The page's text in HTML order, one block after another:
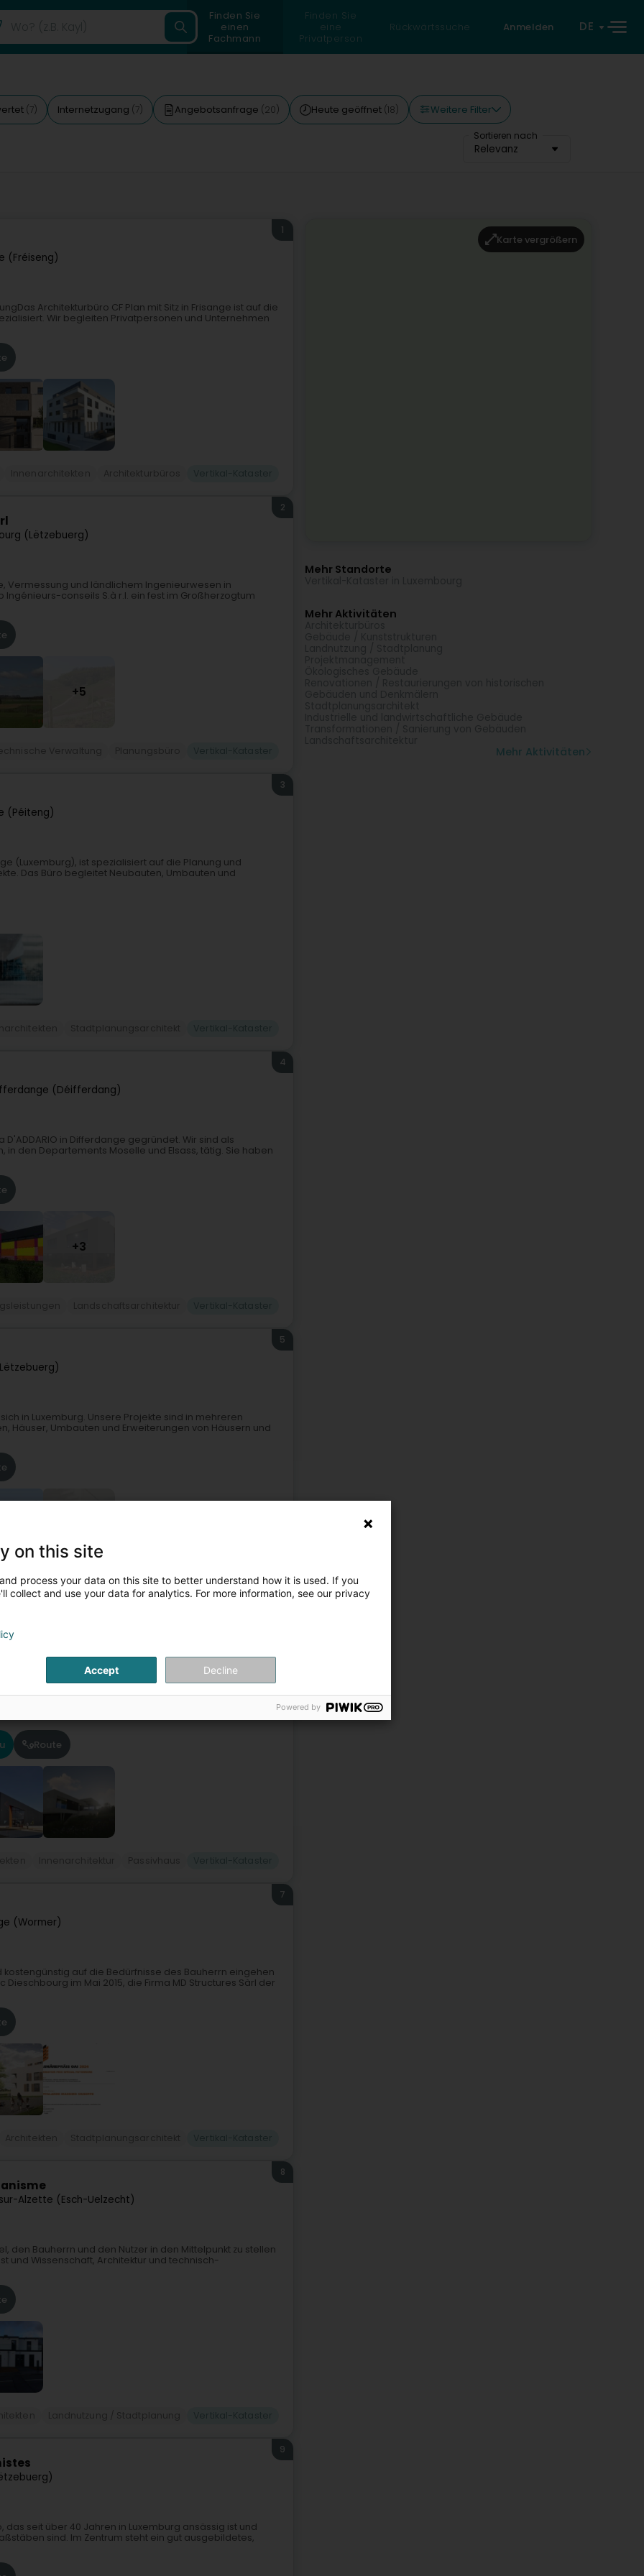
Finden Sie
einen
Fachmann
Finden Sie
eine
Privatperson
Rückwärtssuche Anmelden DE
(7) Internetzugang (7) Angebotsanfrage (20) Heute geöffnet (18) Weitere Filter
Sortieren nach
Relevanz
(Fréiseng)
1
Architekturbüro CF Plan mit Sitz in Frisange ist auf die
Wir begleiten Privatpersonen und Unternehmen
(Lëtzebuerg)
2
Vermessung und ländlichem Ingenieurwesen in
Ingénieurs-conseils S.à r.l. ein fest im Großherzogtum
+5
(Péiteng)
3
(Luxemburg), ist spezialisiert auf die Planung und
Das Büro begleitet Neubauten, Umbauten und
(Déifferdang)
4
in Differdange gegründet. Wir sind als
in den Departements Moselle und Elsass, tätig. Sie haben
+3
5
in Luxemburg. Unsere Projekte sind in mehreren
Häuser, Umbauten und Erweiterungen von Häusern und
Landschaftsarchitektur Vertikal-Kataster
direkt neben dem Bahnhof gelegen. Mit einem Team von
2002 in den drei Grenzländern tätig (Luxemburg,
Route
(Wormer)
7
kostengünstig auf die Bedürfnisse des Bauherrn eingehen
im Mai 2015, die Firma MD Structures Sàrl der
Alzette (Esch-Uelzecht)
8
den Bauherrn und den Nutzer in den Mittelpunkt zu stellen
und Wissenschaft, Architektur und technisch-
9
das seit über 40 Jahren in Luxemburg ansässig ist und
sind. Im Zentrum steht ein gut ausgebildetes,
Karte vergrößern
Mehr Standorte
Mehr Aktivitäten
Mehr Aktivitäten
on this site
process your data on this site to better understand how it is used. If you
collect and use your data for analytics. For more information, see our privacy
Accept Decline
Powered by